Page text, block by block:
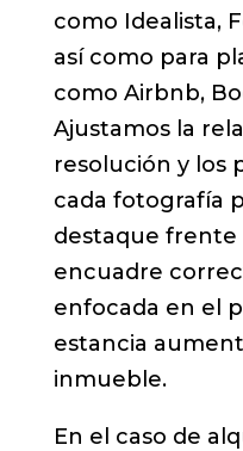
como Idealista,
así como para
como Airbnb,
Ajustamos la
resolución y los
cada fotografía
destaque frente
encuadre
enfocada en el
estancia
inmueble.
En el caso de